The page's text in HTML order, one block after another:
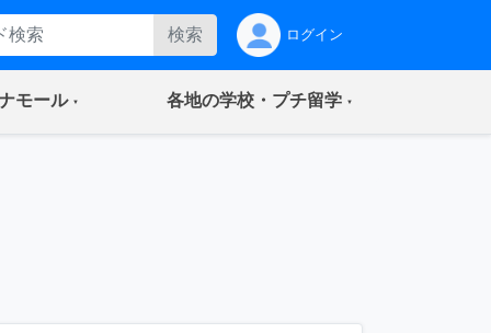
検索 ログイン
モール(current) 各地の学校・プチ留学(current)